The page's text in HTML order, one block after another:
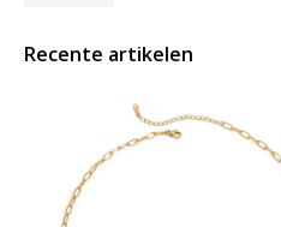
Recente artikelen